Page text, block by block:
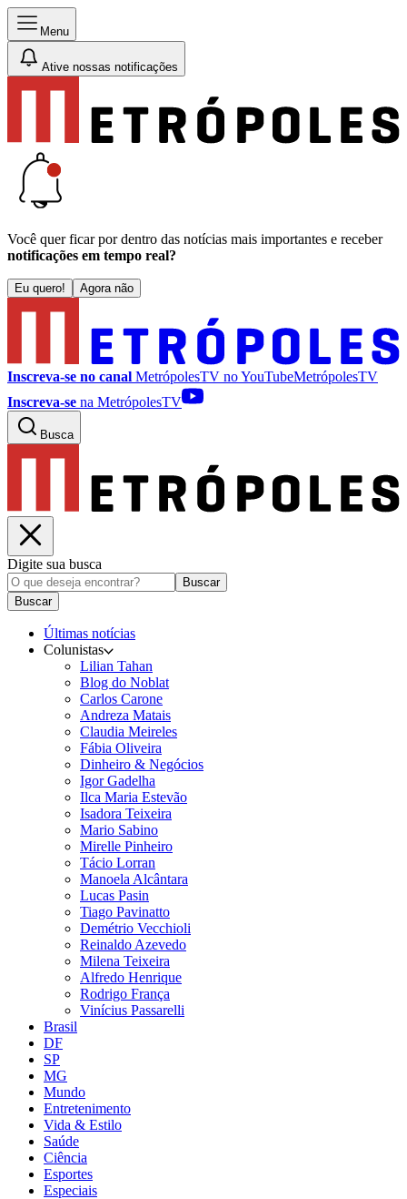
Menu
Ative nossas notificações
Você quer ficar por dentro das notícias mais importantes e receber
notificações em tempo real?
Eu quero! Agora não
Inscreva-se no canal MetrópolesTV noYouTubeMetrópolesTV
Inscreva-se na MetrópolesTV
Busca
Digite sua busca
Buscar
Buscar
Últimas notícias
Colunistas
Lilian Tahan
Blog do Noblat
Carlos Carone
Andreza Matais
Claudia Meireles
Fábia Oliveira
Dinheiro & Negócios
Igor Gadelha
Ilca Maria Estevão
Isadora Teixeira
Mario Sabino
Mirelle Pinheiro
Tácio Lorran
Manoela Alcântara
Lucas Pasin
Tiago Pavinatto
Demétrio Vecchioli
Reinaldo Azevedo
Milena Teixeira
Alfredo Henrique
Rodrigo França
Vinícius Passarelli
Brasil
DF
SP
MG
Mundo
Entretenimento
Vida & Estilo
Saúde
Ciência
Esportes
Especiais